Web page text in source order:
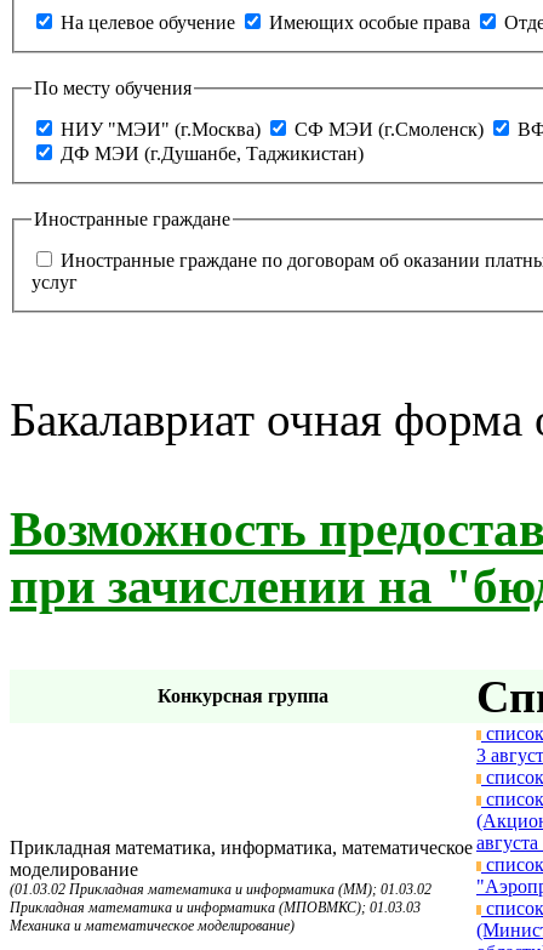
На целевое обучение
Имеющих особые права
По месту обучения
НИУ "МЭИ" (г.Москва)
СФ МЭИ (г.Смоленск)
ДФ МЭИ (г.Душанбе, Таджикистан)
Иностранные граждане
Иностранные граждане по договорам об оказании
услуг
Бакалавриат очная форма
Возможность
при зачислении на
Конкурсная группа
Прикладная математика, информатика, математическое
моделирование
(01.03.02 Прикладная математика и информатика (ММ); 01.03.02
Прикладная математика и информатика (МПОВМКС); 01.03.03
Механика и математическое моделирование)
3